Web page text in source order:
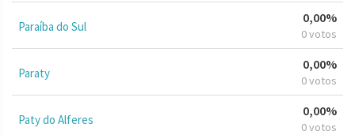
Paraíba do Sul
0,00%
0 votos
Paraty
0,00%
0 votos
Paty do Alferes
0,00%
0 votos